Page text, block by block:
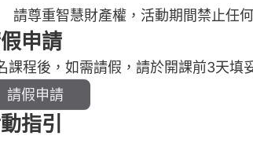
請尊重智慧財產權，活動期間禁止任
申請
課程後，如需請假，請於開課前3天填
請假申請
指引